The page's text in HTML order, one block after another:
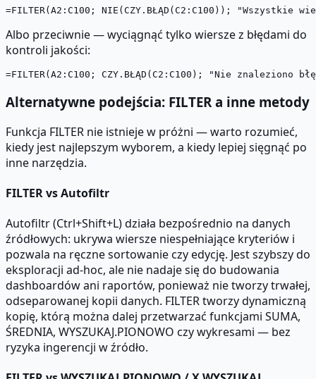
Albo przeciwnie — wyciągnąć tylko wiersze z błędami do
kontroli jakości:
Alternatywne podejścia: FILTER a inne metody
Funkcja FILTER nie istnieje w próżni — warto rozumieć,
kiedy jest najlepszym wyborem, a kiedy lepiej sięgnąć po
inne narzędzia.
FILTER vs Autofiltr
Autofiltr (Ctrl+Shift+L) działa bezpośrednio na danych
źródłowych: ukrywa wiersze niespełniające kryteriów i
pozwala na ręczne sortowanie czy edycję. Jest szybszy do
eksploracji ad-hoc, ale nie nadaje się do budowania
dashboardów ani raportów, ponieważ nie tworzy trwałej,
odseparowanej kopii danych. FILTER tworzy dynamiczną
kopię, którą można dalej przetwarzać funkcjami SUMA,
ŚREDNIA, WYSZUKAJ.PIONOWO czy wykresami — bez
ryzyka ingerencji w źródło.